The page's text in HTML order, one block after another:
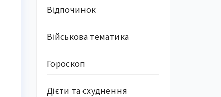
Відпочинок
Військова тематика
Гороскоп
Дієти та схуднення